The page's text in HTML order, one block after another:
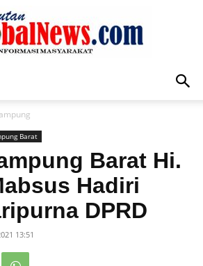
News
Barat
Barat Hi.
Hadiri
DPRD
13:51